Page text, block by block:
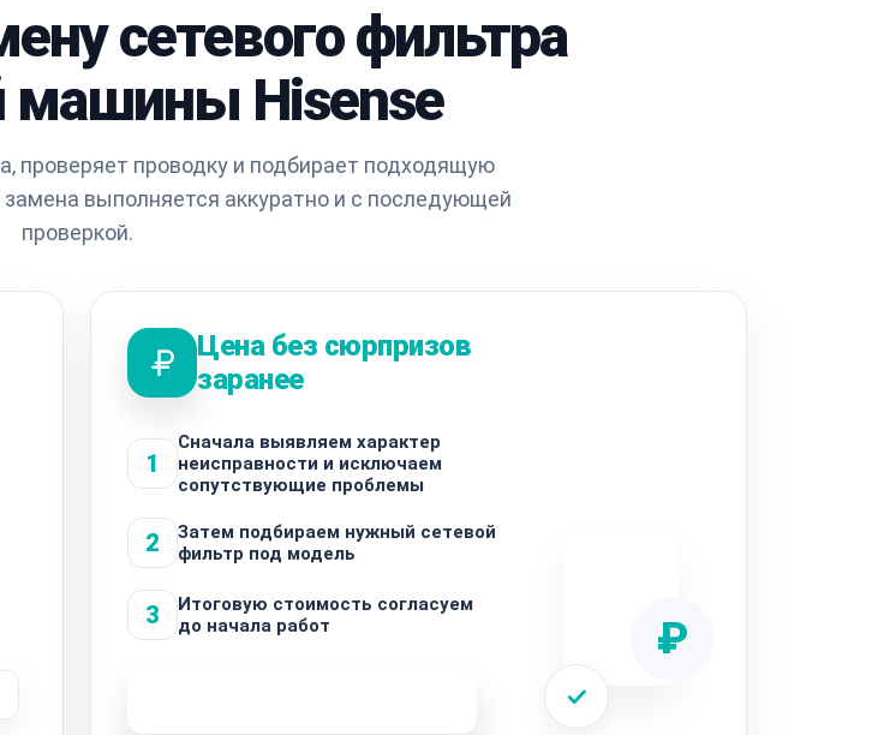
сетевого фильтра
машины Hisense
проверяет проводку и подбирает подходящую
выполняется аккуратно и с последующей
проверкой.
Цена без сюрпризов
заранее
1
Сначала выявляем характер
неисправности и исключаем
сопутствующие проблемы
2
Затем подбираем нужный сетевой
фильтр под модель
3
Итоговую стоимость согласуем
до начала работ
₽